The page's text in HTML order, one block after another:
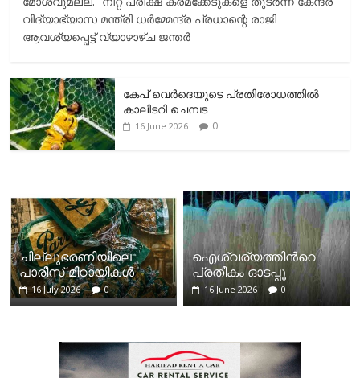
വിദ്യാഭ്യാസ മന്ത്രി ധർമ്മേന്ദ്ര പ്രധാന്റെ രാജി
ആവശ്യപ്പെട്ട് വ്യാഴാഴ്ച ജന്തർ
കേപ് വെര്‍ദെയുടെ പ്രതിരോധത്തില്‍
കാലിടറി ചെമ്പട
16 June 2026 0
ചില്ലുഭരണിയിലെ
പാരീസ് മിഠായികള്‍
16 July 2026 0
ഐശ്വര്യത്തിന്‍റെ
പ്രതീകം ഓടപ്പൂ
16 June 2026 0